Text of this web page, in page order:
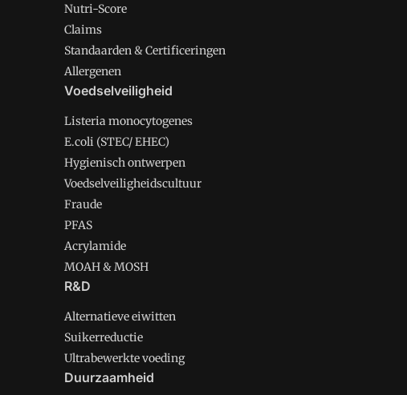
Nutri-Score
Claims
Standaarden & Certificeringen
Allergenen
Voedselveiligheid
Listeria monocytogenes
E.coli (STEC/ EHEC)
Hygienisch ontwerpen
Voedselveiligheidscultuur
Fraude
PFAS
Acrylamide
MOAH & MOSH
R&D
Alternatieve eiwitten
Suikerreductie
Ultrabewerkte voeding
Duurzaamheid